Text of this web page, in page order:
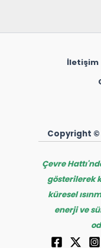
İletişim
Copyright © |
Çevre
gösterilerek
küresel
enerji ve